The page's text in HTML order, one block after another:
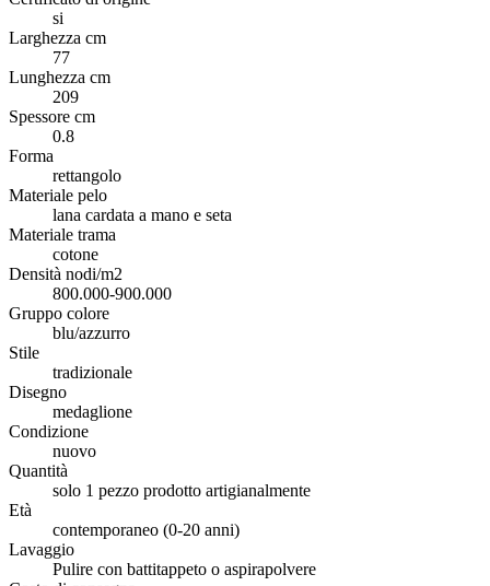
si
Larghezza cm
77
Lunghezza cm
209
Spessore cm
0.8
Forma
rettangolo
Materiale pelo
lana cardata a mano e seta
Materiale trama
cotone
Densità nodi/m2
800.000-900.000
Gruppo colore
blu/azzurro
Stile
tradizionale
Disegno
medaglione
Condizione
nuovo
Quantità
solo 1 pezzo prodotto artigianalmente
Età
contemporaneo (0-20 anni)
Lavaggio
Pulire con battitappeto o aspirapolvere